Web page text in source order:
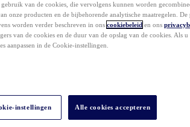
van de cookies, die vervolgens kunnen worden
onze producten en de bijbehorende analytische maatregelen. De
worden verder beschreven in ons cookiebeleid en ons
van de cookies en de duur van de opslag van de cookies. Als
aanpassen in de Cookie-instellingen.
instellingen Alle cookies accepteren